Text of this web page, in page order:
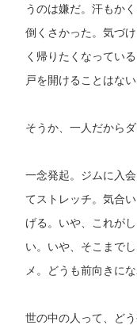
うのは嫌だ。汗もか
倒くさかった。気づ
く帰りたくなってい
戸を開けることはない
そうか、一人だから
一念発起。ジムに入
てストレッチ。気合
げる。いや、これが
い。いや、そこまで
メ。どうも前向きにな
世の中の人って、ど